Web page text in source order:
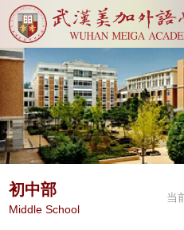
初中部
Middle School
当